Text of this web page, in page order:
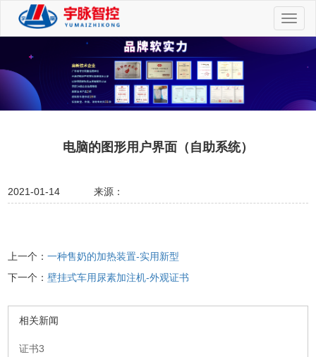
切
换
电脑的图形用户界面（自助系统）
2021-01-14 来源：
上一个：一种售奶的加热装置-实用新型
下一个：壁挂式车用尿素加注机-外观证书
相关新闻
证书3